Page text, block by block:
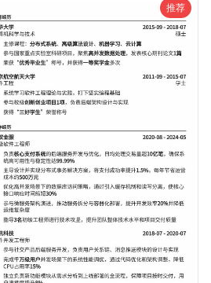
推荐